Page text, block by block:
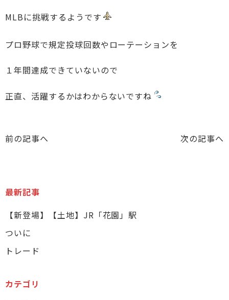
MLBに挑戦するようです
プロ野球で規定投球回数やローテーションを
１年間達成できていないので
正直、活躍するかはわからないですね
前の記事へ 次の記事へ
最新記事
【新登場】【土地】JR「花園」駅
ついに
トレード
カテゴリ